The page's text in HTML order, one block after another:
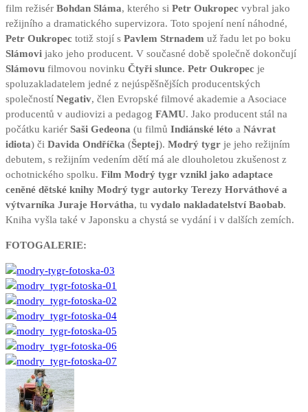
film režisér Bohdan Sláma, kterého si Petr Oukropec vybral jako
režijního a dramatického supervizora. Toto spojení není náhodné,
Petr Oukropec totiž stojí s Pavlem Strnadem už řadu let po boku
Slámovi jako jeho producent. V současné době společně dokončují
Slámovu filmovou novinku Čtyři slunce. Petr Oukropec je
spoluzakladatelem jedné z nejúspěšnějších producentských
společností Negativ, člen Evropské filmové akademie a Asociace
producentů v audiovizi a pedagog FAMU. Jako producent stál na
počátku kariér Saši Gedeona (u filmů Indiánské léto a Návrat
idiota) či Davida Ondříčka (Šeptej). Modrý tygr je jeho režijním
debutem, s režijním vedením dětí má ale dlouholetou zkušenost z
ochotnického spolku. Film Modrý tygr vznikl jako adaptace
ceněné dětské knihy Modrý tygr autorky Terezy Horváthové a
výtvarníka Juraje Horvátha, tu vydalo nakladatelství Baobab.
Kniha vyšla také v Japonsku a chystá se vydání i v dalších zemích.
FOTOGALERIE: